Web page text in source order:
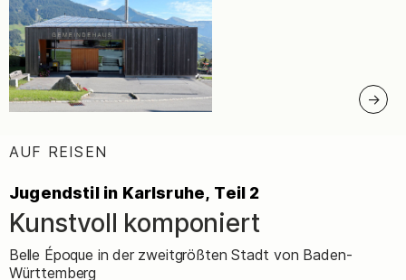
AUF REISEN
Jugendstil in Karlsruhe, Teil 2
–
Kunstvoll komponiert
Belle Époque in der zweitgrößten Stadt von Baden-
Württemberg